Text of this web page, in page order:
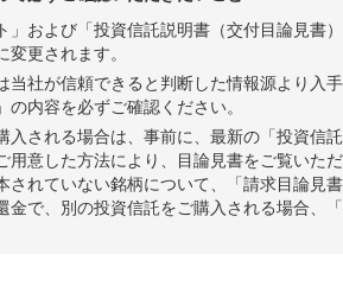
」および「投資信託説明書（交付目論見
変更されます。
当社が信頼できると判断した情報源より入
の内容を必ずご確認ください。
入される場合は、事前に、最新の「投資信
用意した方法により、目論見書をご覧いた
されていない銘柄について、「請求目論見
金で、別の投資信託をご購入される場合、